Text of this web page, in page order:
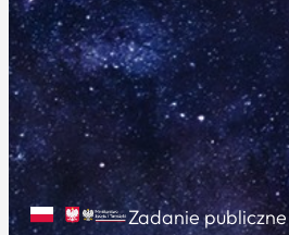
Zadanie